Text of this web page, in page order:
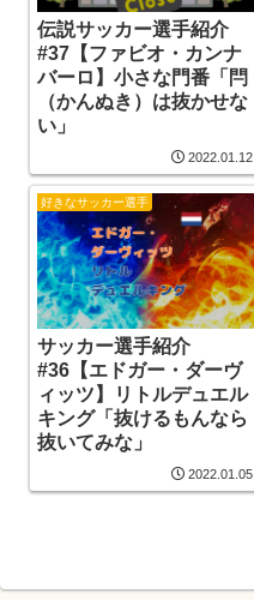
伝説サッカー選手紹介
#37【ファビオ・カンナ
バーロ】小さな門番「閂
（かんぬき）は抜かせな
い」
2022.01.12
好きなサッカー選手
サッカー選手紹介
#36【エドガー・ダーヴ
ィッツ】リトルデュエル
キング「抜けるもんなら
抜いてみな」
2022.01.05